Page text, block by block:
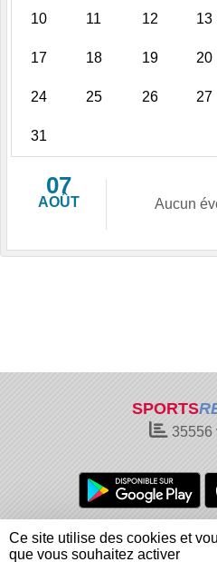
10 11 12 13
17 18 19 20
24 25 26 27
31
07
AOÛT Aucun
SPORTS
35556
Charte cookies
Informations légales
Ce site utilise des cookies et
que vous souhaitez activer